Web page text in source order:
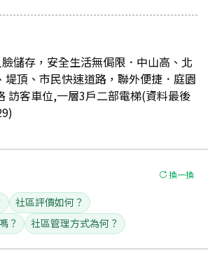
儲存，安全生活無侷限．中山高、北
堤頂、市民快速道路，聯外便捷．庭園
訪客車位,一層3戶二部電梯(資料最後
換一換
社區評價如何？
？
社區管理方式為何？